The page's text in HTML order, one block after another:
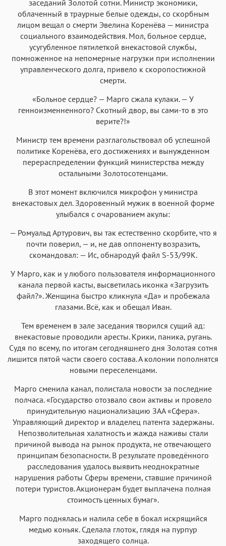
заседаний Золотой сотни. Министр экономики,
облаченный в траурные белые одежды, со скорбным
лицом вещал о смерти Эвелина Коренёва — министра
социального взаимодействия. Мол, больное сердце,
усугубленное пятилеткой внекастовой службы,
помноженное на непомерные нагрузки при исполнении
управленческого долга, привело к скоропостижной
смерти.
«Больное сердце? — Марго сжала кулаки. — У
генноизменненного? Скотный двор, вы сами-то в это
верите?!»
Министр тем времени разглагольствовал об успешной
политике Коренёва, его достижениях и вынужденном
перераспределении функций министерства между
остальными Золотосотенцами.
В этот момент включился микрофон у министра
внекастовых дел. Здоровенный мужик в военной форме
улыбался с очарованием акулы:
— Ромуальд Артурович, вы так естественно скорбите, что я
почти поверил, — и, не дав оппоненту возразить,
скомандовал: — Ис, обнародуй файл S-53/99K.
У Марго, как и у любого пользователя информационного
канала первой касты, высветилась иконка «Загрузить
файл?». Женщина быстро кликнула «Да» и пробежала
глазами. Всё, как и обещал Иван.
Тем временем в зале заседания творился сущий ад:
внекастовые проводили аресты. Крики, паника, ругань.
Судя по всему, по итогам сегодняшнего дня Золотая сотня
лишится пятой части своего состава. А колонии пополнятся
новыми переселенцами.
Марго сменила канал, полистала новости за последние
полчаса. «Государство отозвало свои активы и провело
принудительную национализацию ЗАА «Сфера».
Управляющий директор и владелец патента задержаны.
Непозволительная халатность и жажда наживы стали
причиной вывода на рынок продукта, не отвечающего
принципам безопасности. В результате проведённого
расследования удалось выявить неоднократные
нарушения работы Сферы времени, ставшие причиной
потери туристов. Акционерам будет выплачена полная
стоимость ценных бумаг».
Марго поднялась и налила себе в бокал искрящийся
медью коньяк. Сделала глоток, глядя на пурпур
заходящего солнца.